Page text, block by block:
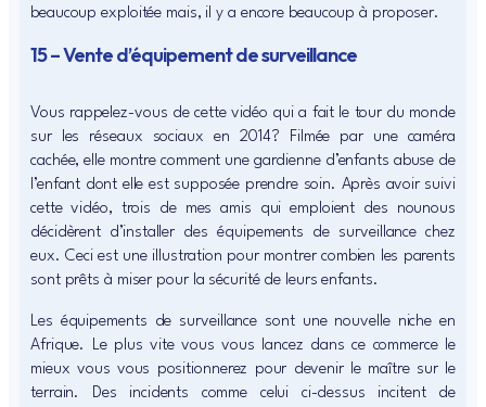
beaucoup exploitée mais, il y a encore beaucoup à proposer.
15 – Vente d’équipement de surveillance
Vous rappelez-vous de cette vidéo qui a fait le tour du monde
sur les réseaux sociaux en 2014? Filmée par une caméra
cachée, elle montre comment une gardienne d’enfants abuse de
l’enfant dont elle est supposée prendre soin. Après avoir suivi
cette vidéo, trois de mes amis qui emploient des nounous
décidèrent d’installer des équipements de surveillance chez
eux. Ceci est une illustration pour montrer combien les parents
sont prêts à miser pour la sécurité de leurs enfants.
Les équipements de surveillance sont une nouvelle niche en
Afrique. Le plus vite vous vous lancez dans ce commerce le
mieux vous vous positionnerez pour devenir le maître sur le
terrain. Des incidents comme celui ci-dessus incitent de